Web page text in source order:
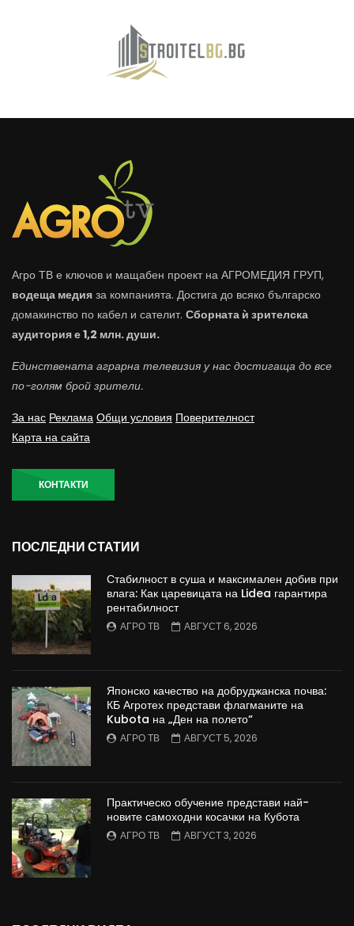
Агро ТВ е ключов и мащабен проект на АГРОМЕДИЯ ГРУП,
водеща медия за компанията. Достига до всяко българско
домакинство по кабел и сателит. Сборната ѝ зрителска
аудитория е 1,2 млн. души.
Единствената аграрна телевизия у нас достигаща до все
по-голям брой зрители.
За нас Реклама Общи условия Поверителност
Карта на сайта
КОНТАКТИ
ПОСЛЕДНИ СТАТИИ
Стабилност в суша и максимален добив при
влага: Как царевицата на Lidea гарантира
рентабилност
АГРО ТВ АВГУСТ 6, 2026
Японско качество на добруджанска почва:
КБ Агротех представи флагманите на
Kubota на „Ден на полето“
АГРО ТВ АВГУСТ 5, 2026
Практическо обучение представи най-
новите самоходни косачки на Кубота
АГРО ТВ АВГУСТ 3, 2026